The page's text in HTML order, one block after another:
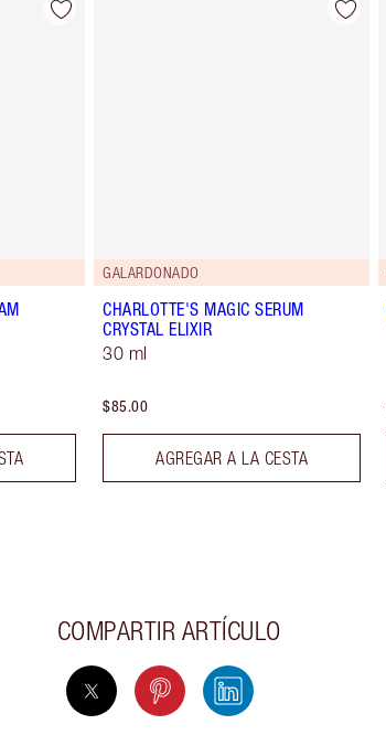
2 de 91 Artículo 3 de 91
GALARDONADO
CHARLOTTE'S MAGIC SERUM
CRYSTAL ELIXIR
30 ml
$85.00
AGREGAR A LA CESTA
COMPARTIR ARTÍCULO